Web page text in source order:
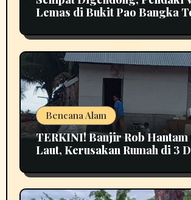
Lemas di Bukit Pao Bangka
Bencana Alam
TERKINI! Banjir Rob
Laut, Kerusakan Rumah di 3